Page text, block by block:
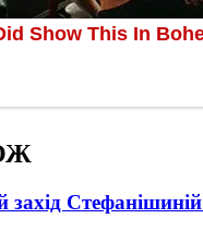
захід Стефанішиній